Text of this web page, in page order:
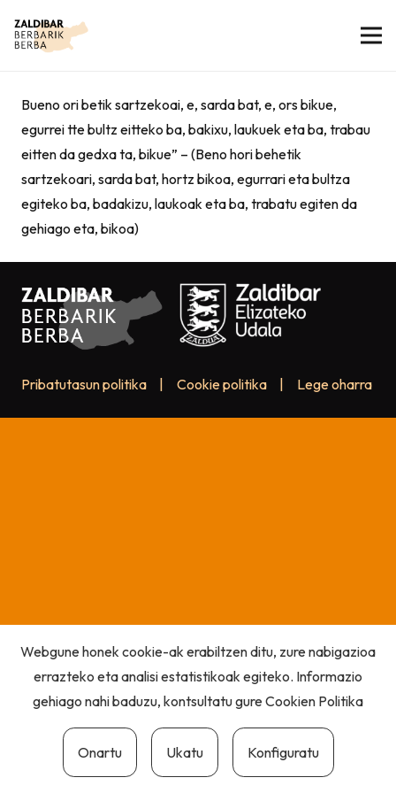
Bueno ori betik sartzekoai, e, sarda bat, e, ors bikue,
egurrei tte bultz eitteko ba, bakixu, laukuek eta ba, trabau
eitten da gedxa ta, bikue” – (Beno hori behetik
sartzekoari, sarda bat, hortz bikoa, egurrari eta bultza
egiteko ba, badakizu, laukoak eta ba, trabatu egiten da
gehiago eta, bikoa)
Pribatutasun politika Cookie politika Lege oharra
Webgune honek cookie-ak erabiltzen ditu, zure nabigazioa
errazteko eta analisi estatistikoak egiteko. Informazio
gehiago nahi baduzu, kontsultatu gureCookien Politika
Onartu Ukatu Konfiguratu